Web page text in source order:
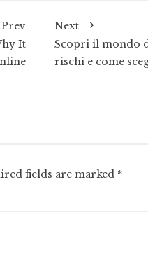
Prev
It
Next
Scopri il mondo
rischi e come
fields are marked *